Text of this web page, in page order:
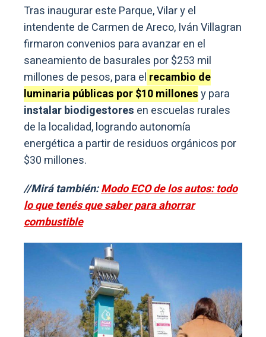
Tras inaugurar este Parque, Vilar y el
intendente de Carmen de Areco, Iván Villagran
firmaron convenios para avanzar en el
saneamiento de basurales por $253 mil
millones de pesos, para el recambio de
luminaria públicas por $10 millonesy para
instalar biodigestores en escuelas rurales
de la localidad, logrando autonomía
energética a partir de residuos orgánicos por
$30 millones.
//Mirá también:Modo ECO de los autos: todo
lo que tenés que saber para ahorrar
combustible